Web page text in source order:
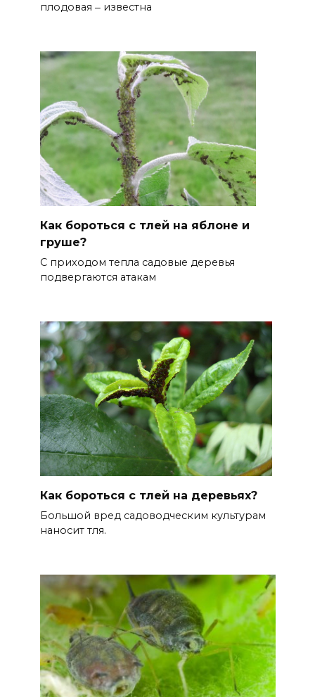
плодовая ‒ известна
Как бороться с тлей на яблоне и
груше?
С приходом тепла садовые деревья
подвергаются атакам
Как бороться с тлей на деревьях?
Большой вред садоводческим культурам
наносит тля.